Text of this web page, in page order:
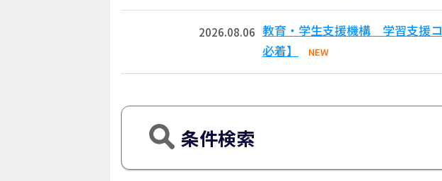
2026.08.06 教育・学生支援機構 学習支援
必着】
NEW
条件検索